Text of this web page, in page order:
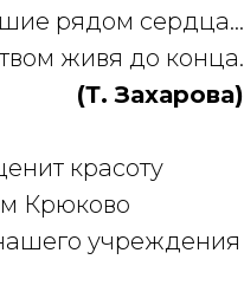
рядом сердца…
живя до конца.
(Т. Захарова)
красоту
Крюково
учреждения